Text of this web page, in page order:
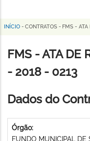
Horizonte
Trilha
de
navegação
INÍCIO - CONTRATOS - FMS - ATA
FMS - ATA DE
- 2018 - 0213
Dados do
Órgão:
FUNDO MUNICIPAL DE